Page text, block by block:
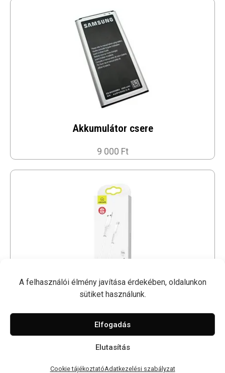
A felhasználói élmény javítása érdekében, oldalunkon
sütiket használunk.
Elfogadás
Elutasítás
Cookie tájékoztatóAdatkezelési szabályzat
Akkumulátor csere
9 000 Ft
1M USB Kábel - USAMS
2 500 Ft